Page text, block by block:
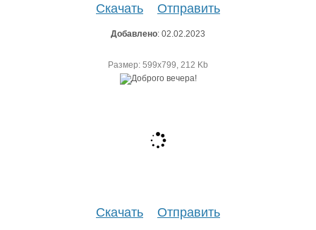
Скачать Отправить
Добавлено: 02.02.2023
Размер: 599х799, 212 Kb
Скачать Отправить